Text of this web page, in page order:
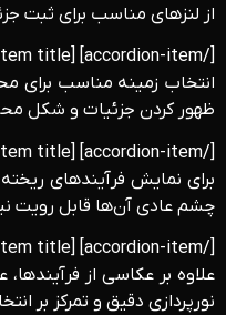
از لنزهای مناسب برای ثبت
[/accordion-item] [accordion-item title=”زمینه و زاویه دید”]
انتخاب زمینه مناسب برای
ظهور کردن جزئیات و شکل
[/accordion-item] [accordion-item title=”تصویرسازی پویا”]
برای نمایش فرآیند‌های
چشم عادی آن‌ها قابل رویت
[/accordion-item] [accordion-item title=”عکاسی از محصولات نهایی”]
علاوه بر عکاسی از
نورپردازی دقیق و تمرکز بر